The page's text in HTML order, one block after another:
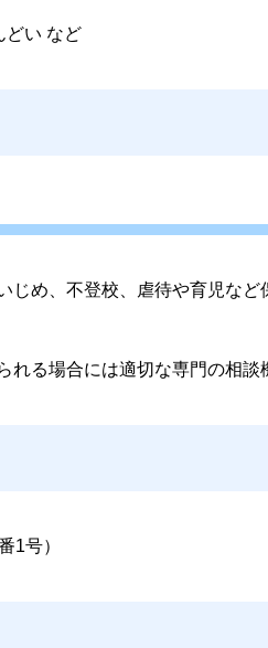
どい など
じめ、不登校、虐待や育児な
る場合には適切な専門の相談
1号）